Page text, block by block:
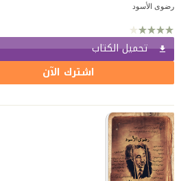
رضوى الأسود
تحميل الكتاب
اشترك الآن